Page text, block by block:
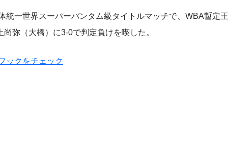
一世界スーパーバンタム級タイトルマッチで、WBA暫定
弥（大橋）に3-0で判定負けを喫した。
ックをチェック